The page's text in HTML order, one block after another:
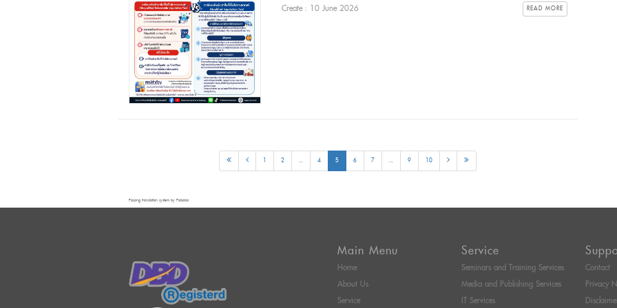
Create : 10 June 2026 READ MORE
1 2 ... 4 5 6 7 ... 9 10
FaLang translation system by Faboba
Main Menu
Home
About Us
Service
Service
Seminars and Training Services
Media and Publishing Services
IT Services
Contact
Privacy